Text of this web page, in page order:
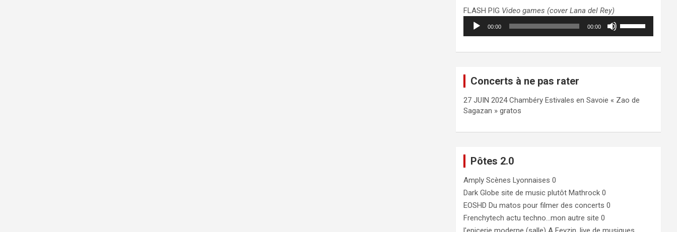
volume.
pour
augmenter
ou
FLASH PIG Video games (cover Lana del Rey)
Lecteur
audio
00:00 00:00
haut/bas
le
Concerts à ne pas rater
27 JUIN 2024 Chambéry Estivales en Savoie « Zao de
Sagazan » gratos
Pôtes 2.0
Amply Scènes Lyonnaises 0
Dark Globe site de music plutôt Mathrock 0
EOSHD Du matos pour filmer des concerts 0
Frenchytech actu techno…mon autre site 0